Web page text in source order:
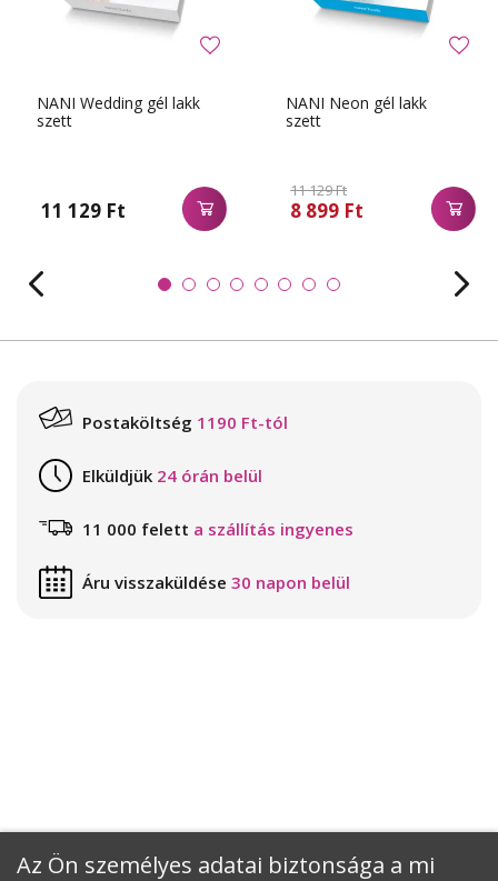
Az Ön személyes adatai biztonsága a mi
NANI Wedding gél lakk
szett
11 129 Ft
NANI Neon gél lakk
szett
11 129 Ft
8 899 Ft
Postaköltség 1190 Ft-tól
Elküldjük 24 órán belül
11 000 felett a szállítás ingyenes
Áru visszaküldése 30 napon belül